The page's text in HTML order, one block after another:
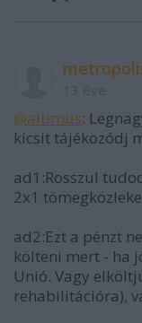
@altimus:
kicsit tájékozódj
ad1:Rosszul
2x1
ad2:Ezt a pénzt
költeni mert - ha
Unió. Vagy
rehabilitációra),